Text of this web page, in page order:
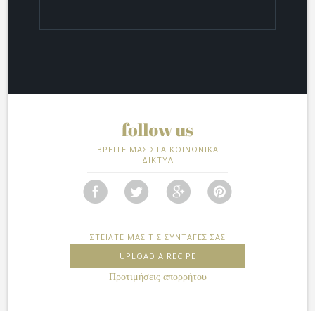
ΒΡΕΙΤΕ ΜΑΣ ΣΤΑ ΚΟΙΝΩΝΙΚΑ
ΔΙΚΤΥΑ
ΣΤΕΙΛΤΕ ΜΑΣ ΤΙΣ ΣΥΝΤΑΓΕΣ ΣΑΣ
UPLOAD A RECIPE
Προτιμήσεις απορρήτου